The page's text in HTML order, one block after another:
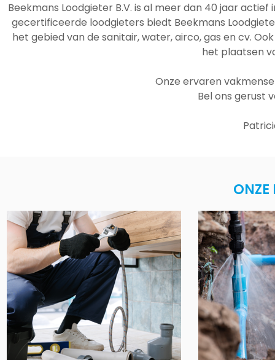
Beekmans Loodgieter B.V. is al meer dan 40 jaar
gecertificeerde loodgieters biedt Beekmans
het gebied van de sanitair, water, airco, gas en cv.
het plaatsen
Onze ervaren
Bel ons gerust
ONZE